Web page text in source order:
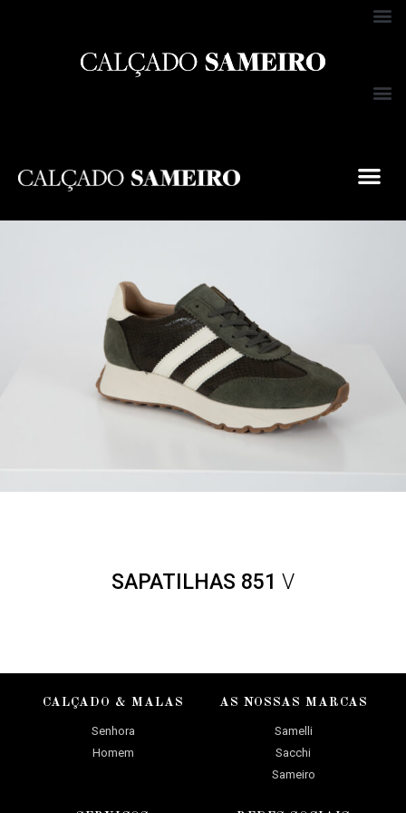
SAPATILHAS 851 V
CALÇADO & MALAS
Senhora
Homem
AS NOSSAS MARCAS
Samelli
Sacchi
Sameiro